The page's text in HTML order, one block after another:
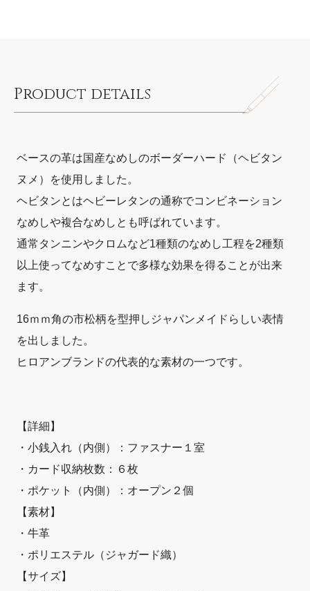
Product details
ベースの革は国産なめしのボーダーハード（ヘビタン
ヌメ）を使用しました。
ヘビタンとはヘビーレタンの通称でコンビネーション
なめしや複合なめしとも呼ばれています。
通常タンニンやクロムなど1種類のなめし工程を2種類
以上使ってなめすことで多様な効果を得ることが出来
ます。
16ｍｍ角の市松柄を型押しジャパンメイドらしい表情
を出しました。
ヒロアンブランドの代表的な素材の一つです。
【詳細】
・小銭入れ（内側）：ファスナー１室
・カード収納枚数：６枚
・ポケット（内側）：オープン２個
【素材】
・牛革
・ポリエステル（ジャガード織）
【サイズ】